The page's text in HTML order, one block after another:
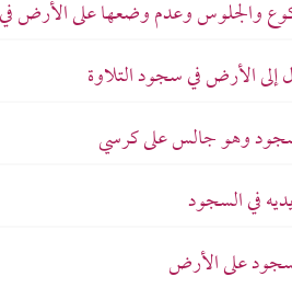
والجلوس وعدم وضعها على الأرض
إلى الأرض في سجود التلاوة
وهو جالس على كرسي
في السجود
على الأرض